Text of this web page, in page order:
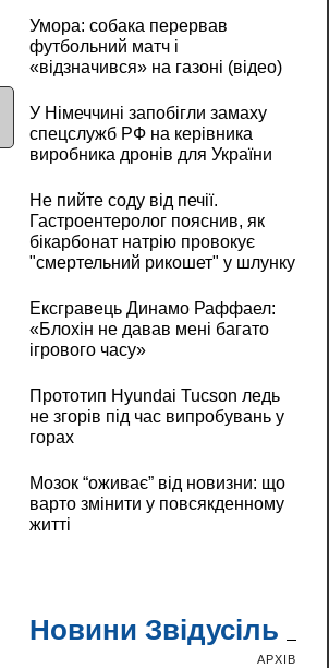
Умора: собака перервав
футбольний матч і
«відзначився» на газоні (відео)
У Німеччині запобігли замаху
спецслужб РФ на керівника
виробника дронів для України
Не пийте соду від печії.
Гастроентеролог пояснив, як
бікарбонат натрію провокує
"смертельний рикошет" у шлунку
Ексгравець Динамо Раффаел:
«Блохін не давав мені багато
ігрового часу»
Прототип Hyundai Tucson ледь
не згорів під час випробувань у
горах
Мозок “оживає” від новизни: що
варто змінити у повсякденному
житті
Новини Звідусіль
АРХІВ